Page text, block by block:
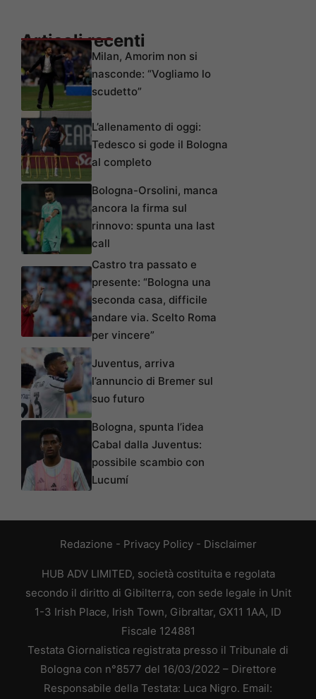
Articoli recenti
Milan, Amorim non si
nasconde: “Vogliamo lo
scudetto”
L’allenamento di oggi:
Tedesco si gode il Bologna
al completo
Bologna-Orsolini, manca
ancora la firma sul
rinnovo: spunta una last
call
Castro tra passato e
presente: “Bologna una
seconda casa, difficile
andare via. Scelto Roma
per vincere”
Juventus, arriva
l’annuncio di Bremer sul
suo futuro
Bologna, spunta l’idea
Cabal dalla Juventus:
possibile scambio con
Lucumí
Redazione - Privacy Policy- Disclaimer
HUB ADV LIMITED, società costituita e regolata
secondo il diritto di Gibilterra, con sede legale in Unit
1-3 Irish Place, Irish Town, Gibraltar, GX11 1AA, ID
Fiscale 124881
Testata Giornalistica registrata presso il Tribunale di
Bologna con n°8577 del 16/03/2022 – Direttore
Responsabile della Testata: Luca Nigro. Email: